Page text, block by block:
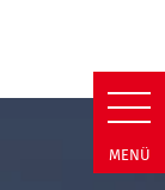
|
MENÜ